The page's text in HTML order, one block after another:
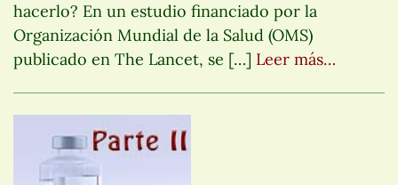
hacerlo? En un estudio financiado por la
Organización Mundial de la Salud (OMS)
publicado en The Lancet, se […] Leer más…